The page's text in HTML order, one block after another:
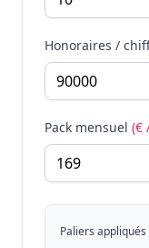
Honoraires /
Pack mensuel (€
Paliers appliqués